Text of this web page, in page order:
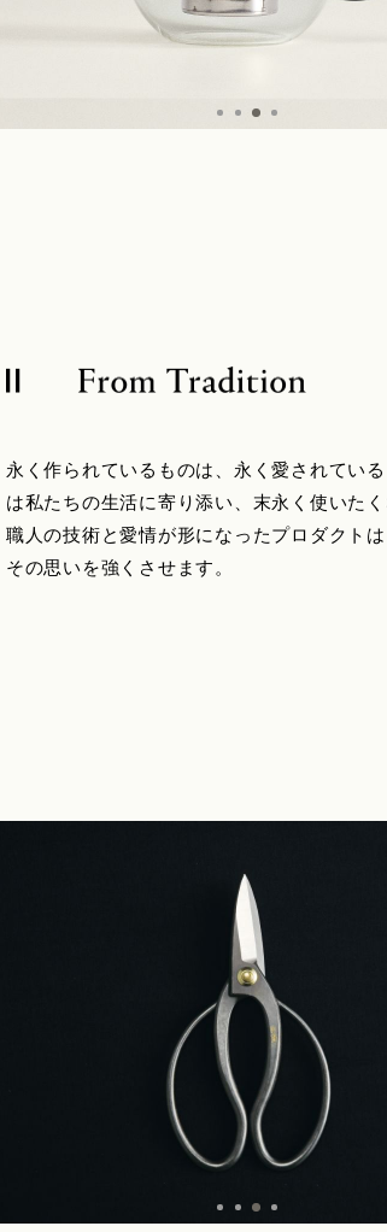
永く作られているものは、永く愛されてい
は私たちの生活に寄り添い、末永く使いたく
職人の技術と愛情が形になったプロダクトは
その思いを強くさせます。